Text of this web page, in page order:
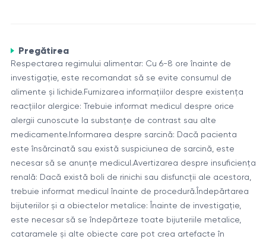
identifice anevrisme, ocluzii, stenoze și alte patologii.
În timpul procedurii de CT angiografie, pacientului i se
administrează agentul de contrast printr-un cateter
intravenos. Substanța de contrast ajută la
evidențierea mai clară a vaselor de sânge pe imaginile
CT. Apoi se efectuează o serie de scanări CT care
creează imagini tridimensionale precise ale vaselor din
cavitatea abdominală.
CT angiografia cavității abdominale poate fi utilizată
pentru diagnosticarea diferitelor afecțiuni, cum ar fi:
Aneurisme ale aortei abdominale
Stenoze și ocluzii ale vaselor de sânge
Anomalii congenitale ale vaselor de sânge
Evaluarea alimentării cu sânge a organelor din
cavitatea abdominală
Planificarea intervențiilor chirurgicale
Structura vaselor de sânge
Vasele de sânge din cavitatea abdominală au o
Pregătirea
Respectarea regimului alimentar: Cu 6-8 ore înainte de
investigație, este recomandat să se evite consumul de
alimente și lichide.Furnizarea informațiilor despre existența
reacțiilor alergice: Trebuie informat medicul despre orice
alergii cunoscute la substanțe de contrast sau alte
medicamente.Informarea despre sarcină: Dacă pacienta
este însărcinată sau există suspiciunea de sarcină, este
necesar să se anunțe medicul.Avertizarea despre insuficiența
renală: Dacă există boli de rinichi sau disfuncții ale acestora,
trebuie informat medicul înainte de procedură.Îndepărtarea
bijuteriilor și a obiectelor metalice: Înainte de investigație,
este necesar să se îndepărteze toate bijuteriile metalice,
cataramele și alte obiecte care pot crea artefacte în